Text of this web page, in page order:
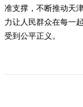
准支撑，不断推动天
力让人民群众在每一
受到公平正义。